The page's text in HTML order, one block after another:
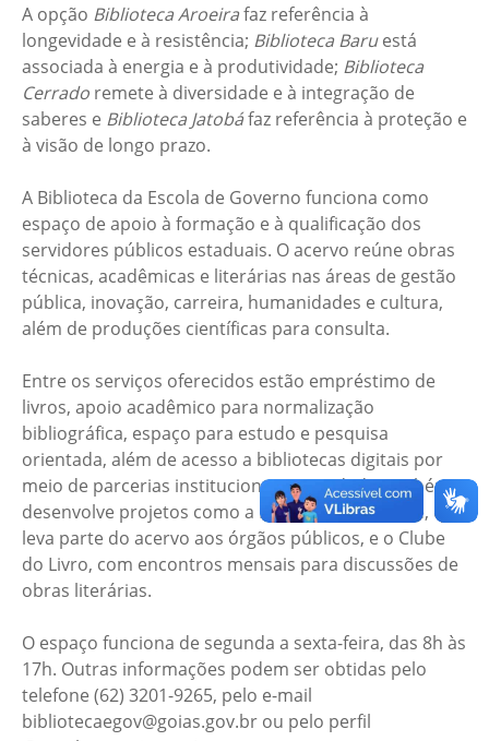
A opção Biblioteca Aroeirafaz referência à
longevidade e à resistência; Biblioteca Baruestá
associada à energia e à produtividade; Biblioteca
Cerrado remete à diversidade e à integração de
saberes e Biblioteca Jatobáfaz referência à proteção e
à visão de longo prazo.
A Biblioteca da Escola de Governo funciona como
espaço de apoio à formação e à qualificação dos
servidores públicos estaduais. O acervo reúne obras
técnicas, acadêmicas e literárias nas áreas de gestão
pública, inovação, carreira, humanidades e cultura,
além de produções científicas para consulta.
Entre os serviços oferecidos estão empréstimo de
livros, apoio acadêmico para normalização
bibliográfica, espaço para estudo e pesquisa
orientada, além de acesso a bibliotecas digitais por
meio de parcerias institucionais. A unidade também
desenvolve projetos como a Biblioteca Itinerante, que
leva parte do acervo aos órgãos públicos, e o Clube
do Livro, com encontros mensais para discussões de
obras literárias.
O espaço funciona de segunda a sexta-feira, das 8h às
17h. Outras informações podem ser obtidas pelo
telefone (62) 3201-9265, pelo e-mail
bibliotecaegov@goias.gov.br ou pelo perfil